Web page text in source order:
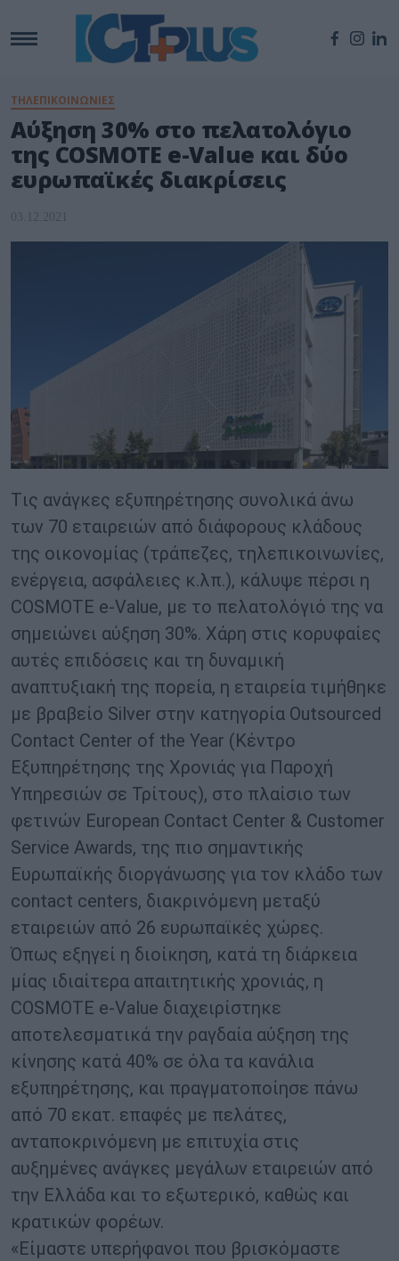
ΤΗΛΕΠΙΚΟΙΝΩΝΙΕΣ
Αύξηση 30% στο πελατολόγιο
της COSMOTE e-Value και δύο
ευρωπαϊκές διακρίσεις
03.12.2021
Tις ανάγκες εξυπηρέτησης συνολικά άνω
των 70 εταιρειών από διάφορους κλάδους
της οικονομίας (τράπεζες, τηλεπικοινωνίες,
ενέργεια, ασφάλειες κ.λπ.), κάλυψε πέρσι η
CΟSMOTE e-Value, με το πελατολόγιό της να
σημειώνει αύξηση 30%. Χάρη στις κορυφαίες
αυτές επιδόσεις και τη δυναμική
αναπτυξιακή της πορεία, η εταιρεία τιμήθηκε
με βραβείο Silver στην κατηγορία Outsourced
Contact Center of the Year (Κέντρο
Εξυπηρέτησης της Χρονιάς για Παροχή
Υπηρεσιών σε Τρίτους), στο πλαίσιο των
φετινών European Contact Center & Customer
Service Awards, της πιο σημαντικής
Ευρωπαϊκής διοργάνωσης για τον κλάδο των
contact centers, διακρινόμενη μεταξύ
εταιρειών από 26 ευρωπαϊκές χώρες.
Όπως εξηγεί η διοίκηση, κατά τη διάρκεια
μίας ιδιαίτερα απαιτητικής χρονιάς, η
COSMOTE e-Value διαχειρίστηκε
αποτελεσματικά την ραγδαία αύξηση της
κίνησης κατά 40% σε όλα τα κανάλια
εξυπηρέτησης, και πραγματοποίησε πάνω
από 70 εκατ. επαφές με πελάτες,
ανταποκρινόμενη με επιτυχία στις
αυξημένες ανάγκες μεγάλων εταιρειών από
την Ελλάδα και το εξωτερικό, καθώς και
κρατικών φορέων.
«Είμαστε υπερήφανοι που βρισκόμαστε